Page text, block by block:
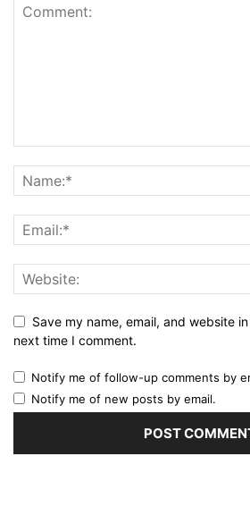
Save my name, email, and website
next time I comment.
Notify me of follow-up comments by
Notify me of new posts by email.